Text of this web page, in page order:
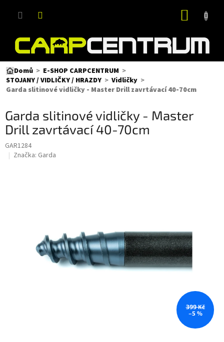
Domů
E-SHOP CARPCENTRUM
STOJANY / VIDLIČKY / HRAZDY
Vidličky
Garda slitinové vidličky - Master Drill zavrtávací 40-70cm
Garda slitinové vidličky - Master
Drill zavrtávací 40-70cm
GAR1284
Značka: Garda
399 Kč
–5 %